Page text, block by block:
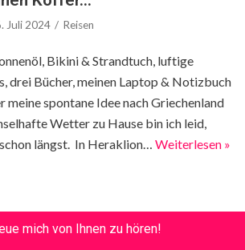
Juli 2024 Reisen
Bikini & Strandtuch, luftige
drei Bücher, meinen Laptop & Notizbuch
meine spontane Idee nach Griechenland
Wetter zu Hause bin ich leid,
längst. In Heraklion… Weiterlesen »
mich von Ihnen zu hören!